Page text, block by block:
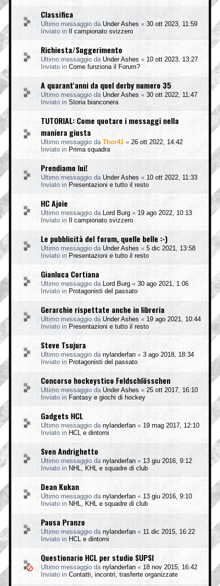
Classifica
Ultimo messaggio da Under Ashes « 30 ott 2023, 11:59
Inviato in
Il campionato svizzero
Richiesta/Suggerimento
Ultimo messaggio da Under Ashes « 10 ott 2023, 13:27
Inviato in Come funziona il Forum?
A quarant'anni da quel derby numero 35
Ultimo messaggio da Under Ashes « 30 ott 2022, 11:47
Inviato in Storia bianconera
TUTORIAL: Come quotare i messaggi nella
maniera giusta
Ultimo messaggio da Thor41 « 26 ott 2022, 14:42
Inviato in Prima squadra
Prendiamo lui!
Ultimo messaggio da Under Ashes « 10 ott 2022, 11:33
Inviato in Presentazioni e tutto il resto
HC Ajoie
Ultimo messaggio da Lord Burg « 19 ago 2022, 10:13
Inviato in
Il campionato svizzero
Le pubblicità del forum, quelle belle :-)
Ultimo messaggio da Under Ashes « 5 dic 2021, 13:58
Inviato in Presentazioni e tutto il resto
Gianluca Cortiana
Ultimo messaggio da Lord Burg « 30 ago 2021, 1:06
Inviato in Protagonisti del passato
Gerarchie rispettate anche in libreria
Ultimo messaggio da Under Ashes « 19 ago 2021, 10:44
Inviato in Presentazioni e tutto il resto
Steve Tsujura
Ultimo messaggio da nylanderfan « 3 ago 2018, 18:34
Inviato in Protagonisti del passato
Concorso hockeystico Feldschlösschen
Ultimo messaggio da Under Ashes « 25 ott 2017, 16:10
Inviato in Fantasy e giochi di hockey
Gadgets HCL
Ultimo messaggio da nylanderfan « 19 mag 2017, 12:10
Inviato in HCL e dintorni
Sven Andrighetto
Ultimo messaggio da nylanderfan « 13 giu 2016, 9:12
Inviato in NHL, KHL e squadre di club
Dean Kukan
Ultimo messaggio da nylanderfan « 13 giu 2016, 9:10
Inviato in NHL, KHL e squadre di club
Pausa Pranzo
Ultimo messaggio da nylanderfan « 11 dic 2015, 16:22
Inviato in HCL e dintorni
Questionario HCL per studio SUPSI
Ultimo messaggio da nylanderfan « 18 nov 2015, 16:42
Inviato in Contatti, incontri, trasferte organizzate